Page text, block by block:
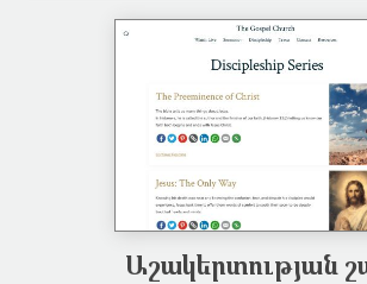
Աշակերտության